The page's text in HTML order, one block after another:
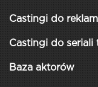
Castingi do
Castingi do seriali
Baza aktorów